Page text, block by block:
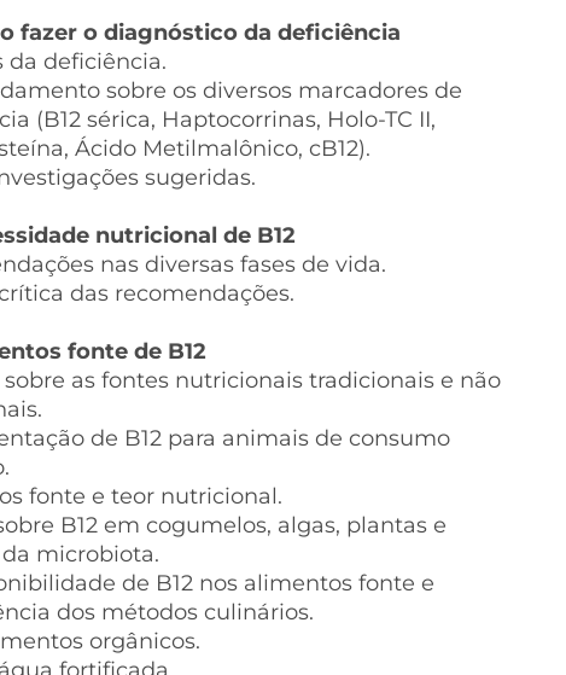
fazer o diagnóstico da deficiência
da deficiência.
sobre os diversos marcadores de
(B12 sérica, Haptocorrinas, Holo-TC II,
Ácido Metilmalônico, cB12).
sugeridas.
nutricional de B12
nas diversas fases de vida.
das recomendações.
fonte de B12
sobre as fontes nutricionais tradicionais e não
de B12 para animais de consumo
fonte e teor nutricional.
B12 em cogumelos, algas, plantas e
microbiota.
de B12 nos alimentos fonte e
dos métodos culinários.
orgânicos.